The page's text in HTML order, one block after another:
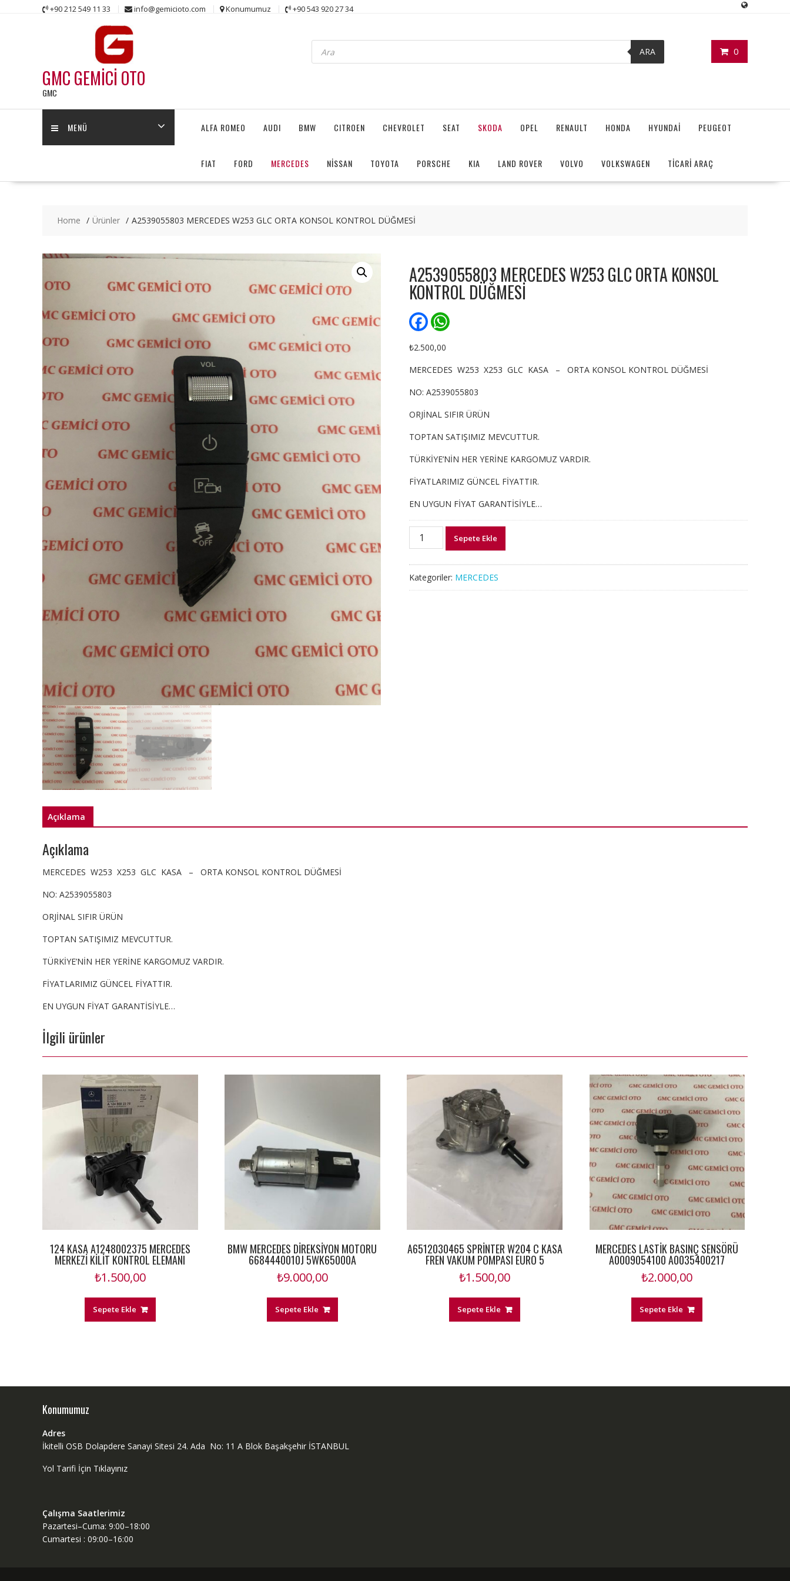
+90 212 549 11 33 info@gemicioto.com Konumumuz +90 543 920 27 34
GMC GEMİCİ OTO
GMC
0
Products
search ARA
MENÜ ALFA ROMEO AUDI BMW CITROEN CHEVROLET SEAT SKODA OPEL RENAULT HONDA HYUNDAİ PEUGEOT
FIAT FORD MERCEDES NİSSAN TOYOTA PORSCHE KIA LAND ROVER VOLVO VOLKSWAGEN TİCARİ ARAÇ
Home Ürünler A2539055803 MERCEDES W253 GLC ORTA KONSOL KONTROL DÜĞMESİ
A2539055803 MERCEDES W253 GLC ORTA KONSOL
KONTROL DÜĞMESİ
F
a
e
b
o
p
₺2.500,00
MERCEDES W253 X253 GLC KASA – ORTA KONSOL KONTROL DÜĞMESİ
NO: A2539055803
ORJİNAL SIFIR ÜRÜN
TOPTAN SATIŞIMIZ MEVCUTTUR.
TÜRKİYE’NİN HER YERİNE KARGOMUZ VARDIR.
FİYATLARIMIZ GÜNCEL FİYATTIR.
EN UYGUN FİYAT GARANTİSİYLE…
A2539055803
MERCEDES
ORTA
Sepete Ekle
Kategoriler: MERCEDES
Açıklama
Açıklama
MERCEDES W253 X253 GLC KASA – ORTA KONSOL KONTROL DÜĞMESİ
NO: A2539055803
ORJİNAL SIFIR ÜRÜN
TOPTAN SATIŞIMIZ MEVCUTTUR.
TÜRKİYE’NİN HER YERİNE KARGOMUZ VARDIR.
FİYATLARIMIZ GÜNCEL FİYATTIR.
EN UYGUN FİYAT GARANTİSİYLE…
İlgili ürünler
124 KASA A1248002375 MERCEDES
MERKEZİ KİLİT KONTROL ELEMANI
₺1.500,00
Sepete Ekle
BMW MERCEDES DİREKSİYON MOTORU
6684440010J 5WK65000A
₺9.000,00
Sepete Ekle
A6512030465 SPRİNTER W204 C KASA
FREN VAKUM POMPASI EURO 5
₺1.500,00
Sepete Ekle
MERCEDES LASTİK BASINÇ SENSÖRÜ
A0009054100 A0035400217
₺2.000,00
Sepete Ekle
Konumumuz
Adres
İkitelli OSB Dolapdere Sanayi Sitesi 24. Ada No: 11 A Blok Başakşehir İSTANBUL
Yol Tarifi İçin Tıklayınız
Çalışma Saatlerimiz
Pazartesi–Cuma: 9:00–18:00
Cumartesi : 09:00–16:00